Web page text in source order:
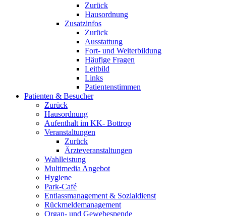
Zurück
Hausordnung
Zusatzinfos
Zurück
Ausstattung
Fort- und Weiterbildung
Häufige Fragen
Leitbild
Links
Patientenstimmen
Patienten & Besucher
Zurück
Hausordnung
Aufenthalt im KK- Bottrop
Veranstaltungen
Zurück
Ärzteveranstaltungen
Wahlleistung
Multimedia Angebot
Hygiene
Park-Café
Entlassmanagement & Sozialdienst
Rückmeldemanagement
Organ- und Gewebespende